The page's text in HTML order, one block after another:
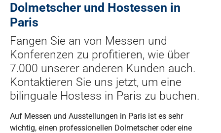
Dolmetscher und Hostessen in
Paris
Fangen Sie an von Messen und
Konferenzen zu profitieren, wie über
7.000 unserer anderen Kunden auch.
Kontaktieren Sie uns jetzt, um eine
bilinguale Hostess in Paris zu buchen.
Auf Messen und Ausstellungen in Paris ist es sehr
wichtig, einen professionellen Dolmetscher oder eine